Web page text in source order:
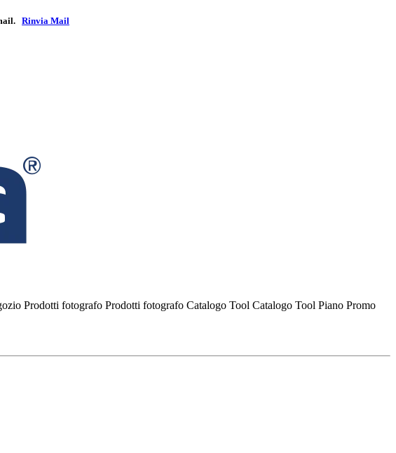
Rinvia Mail
Prodotti fotografo Prodotti fotografo Catalogo Tool Catalogo Tool Piano Promo